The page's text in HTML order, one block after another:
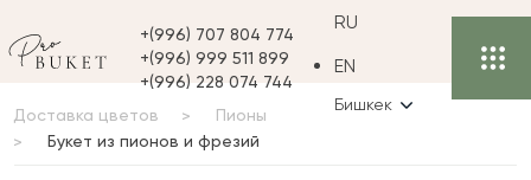
+(996) 707 804 774
+(996) 999 511 899
+(996) 228 074 744
RU
EN
Бишкек
Доставка цветов
Пионы
Букет из пионов и фрезий